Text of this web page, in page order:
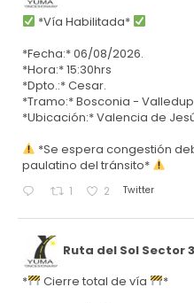
*Vía Habilitada*
*Fecha:* 06/08/2026.
*Hora:* 15:30hrs
*Dpto.:* Cesar.
*Tramo:* Bosconia -
*Ubicación:* Valencia de
*Se espera congestión
paulatino del tránsito*
1 2 Twitter
Ruta del Sol Sector 3
* Cierre total de vía
*